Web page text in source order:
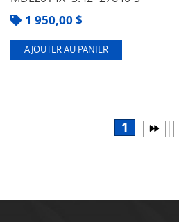
1 950,00 $
AJOUTER AU PANIER
1